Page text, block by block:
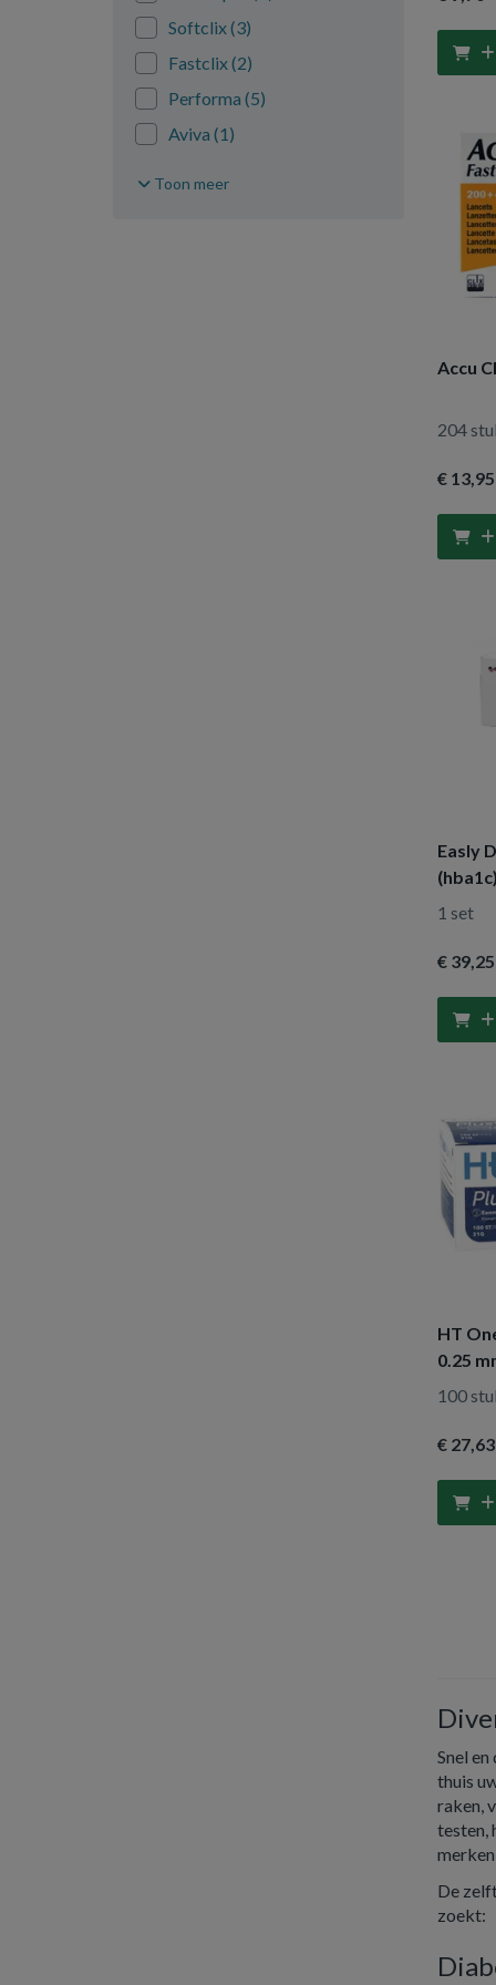
7 stuks(1)
4 ml(1)
5 stuks(2)
1 stuk (32)
20 stuks
Softclix(3)
Fastclix(2)
Performa (5)
Aviva (1)
Toon meer
Accu
204
€ 13,95
Easly
(hba1c)
1 set
€ 39,25
HT
0.25
100
€ 27,63
Snel
thuis
raken,
testen,
De
zoekt: